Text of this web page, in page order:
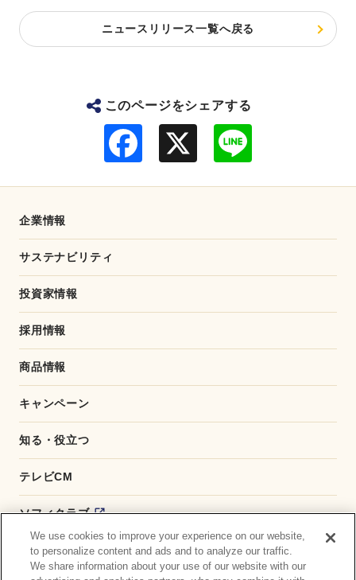
ニュースリリース一覧へ戻る
このページをシェアする
企業情報
サステナビリティ
投資家情報
採用情報
商品情報
キャンペーン
知る・役立つ
テレビCM
ソフィクラブ
かんたん応募サービス
We use cookies to improve your experience on our website,
to personalize content and ads and to analyze our traffic.
We share information about your use of our website with our